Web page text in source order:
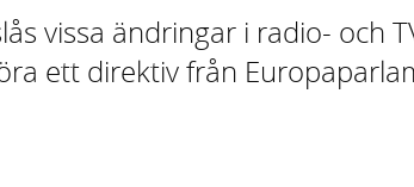
vissa ändringar i radio- och
ett direktiv från